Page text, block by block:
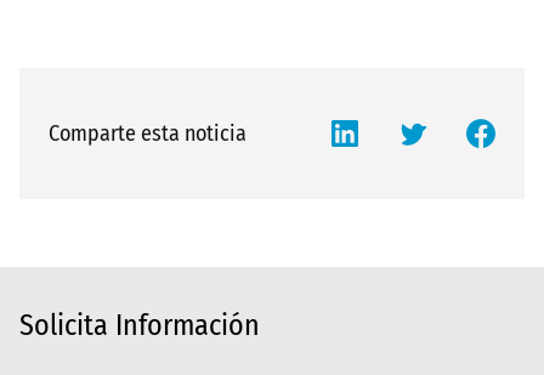
Comparte esta noticia
Solicita Información